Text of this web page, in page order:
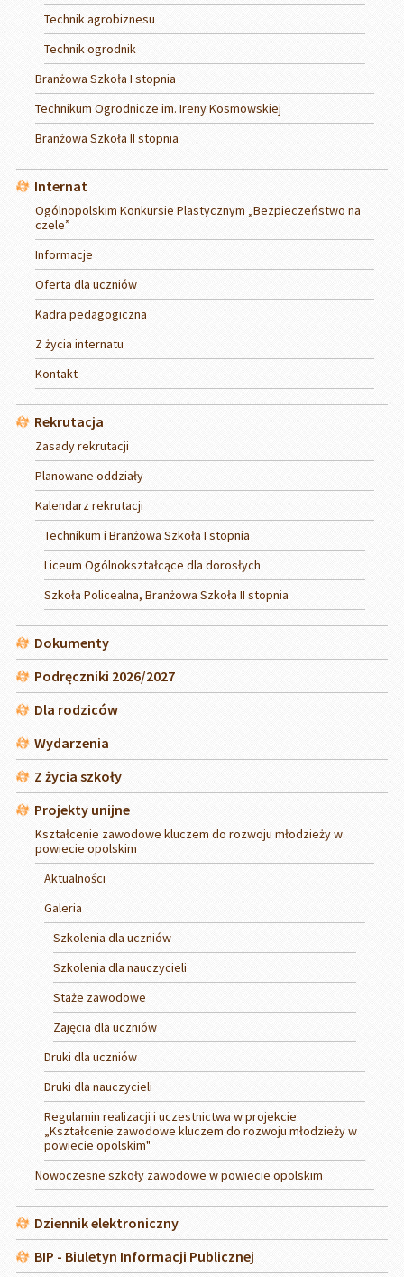
Technik agrobiznesu
Technik ogrodnik
Branżowa Szkoła I stopnia
Technikum Ogrodnicze im. Ireny Kosmowskiej
Branżowa Szkoła II stopnia
Internat
Ogólnopolskim Konkursie Plastycznym „Bezpieczeństwo na
czele”
Informacje
Oferta dla uczniów
Kadra pedagogiczna
Z życia internatu
Kontakt
Rekrutacja
Zasady rekrutacji
Planowane oddziały
Kalendarz rekrutacji
Technikum i Branżowa Szkoła I stopnia
Liceum Ogólnokształcące dla dorosłych
Szkoła Policealna, Branżowa Szkoła II stopnia
Dokumenty
Podręczniki 2026/2027
Dla rodziców
Wydarzenia
Z życia szkoły
Projekty unijne
Kształcenie zawodowe kluczem do rozwoju młodzieży w
powiecie opolskim
Aktualności
Galeria
Szkolenia dla uczniów
Szkolenia dla nauczycieli
Staże zawodowe
Zajęcia dla uczniów
Druki dla uczniów
Druki dla nauczycieli
Regulamin realizacji i uczestnictwa w projekcie
„Kształcenie zawodowe kluczem do rozwoju młodzieży w
powiecie opolskim"
Nowoczesne szkoły zawodowe w powiecie opolskim
Dziennik elektroniczny
BIP - Biuletyn Informacji Publicznej